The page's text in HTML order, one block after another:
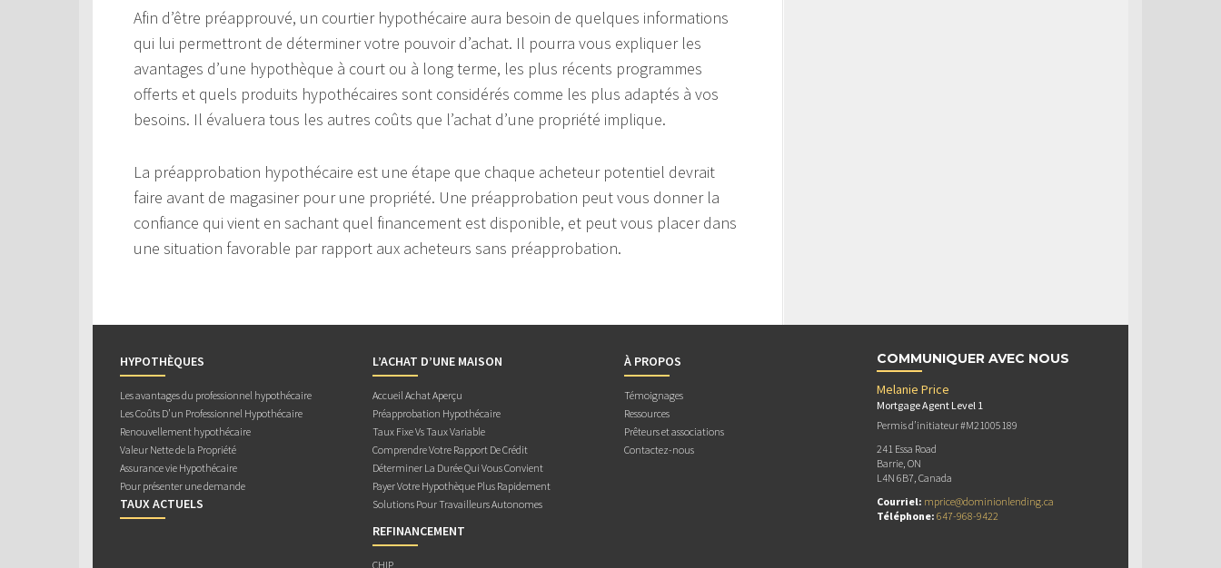
Afin d’être préapprouvé, un courtier hypothécaire aura besoin de quelques informations
qui lui permettront de déterminer votre pouvoir d’achat. Il pourra vous expliquer les
avantages d’une hypothèque à court ou à long terme, les plus récents programmes
offerts et quels produits hypothécaires sont considérés comme les plus adaptés à vos
besoins. Il évaluera tous les autres coûts que l’achat d’une propriété implique.
La préapprobation hypothécaire est une étape que chaque acheteur potentiel devrait
faire avant de magasiner pour une propriété. Une préapprobation peut vous donner la
confiance qui vient en sachant quel financement est disponible, et peut vous placer dans
une situation favorable par rapport aux acheteurs sans préapprobation.
HYPOTHÈQUES
Les avantages du professionnel hypothécaire
Les Coûts D’un Professionnel Hypothécaire
Renouvellement hypothécaire
Valeur Nette de la Propriété
Assurance vie Hypothécaire
Pour présenter une demande
TAUX ACTUELS
L’ACHAT D’UNE MAISON
Accueil Achat Aperçu
Préapprobation Hypothécaire
Taux Fixe Vs Taux Variable
Comprendre Votre Rapport De Crédit
Déterminer La Durée Qui Vous Convient
Payer Votre Hypothèque Plus Rapidement
Solutions Pour Travailleurs Autonomes
REFINANCEMENT
CHIP
À PROPOS
Témoignages
Ressources
Prêteurs et associations
Contactez-nous
COMMUNIQUER AVEC NOUS
Melanie Price
Mortgage Agent Level 1
Permis d’initiateur #M21005189
241 Essa Road
Barrie, ON
L4N 6B7, Canada
Courriel: mprice@dominionlending.ca
Téléphone: 647-968-9422